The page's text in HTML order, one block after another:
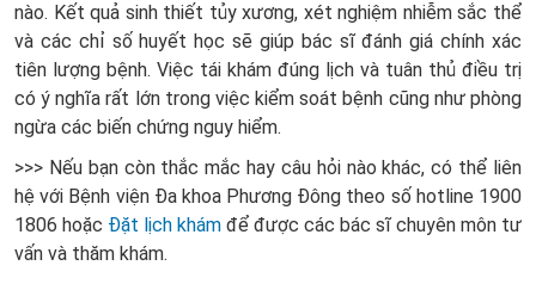
nào. Kết quả sinh thiết tủy xương, xét nghiệm nhiễm sắc thể
và các chỉ số huyết học sẽ giúp bác sĩ đánh giá chính xác
tiên lượng bệnh. Việc tái khám đúng lịch và tuân thủ điều trị
có ý nghĩa rất lớn trong việc kiểm soát bệnh cũng như phòng
ngừa các biến chứng nguy hiểm.
>>> Nếu bạn còn thắc mắc hay câu hỏi nào khác, có thể liên
hệ với Bệnh viện Đa khoa Phương Đông theo số hotline 1900
1806 hoặc Đặt lịch khám để được các bác sĩ chuyên môn tư
vấn và thăm khám.